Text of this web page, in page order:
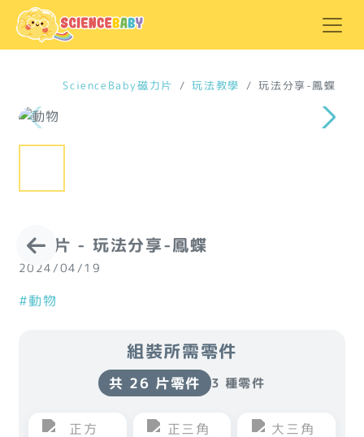
ScienceBaby磁力片 玩法教學 玩法分享-鳳蝶
磁力片 - 玩法分享-鳳蝶
2024/04/19
#動物
組裝所需零件
共 26 片零件 3 種零件